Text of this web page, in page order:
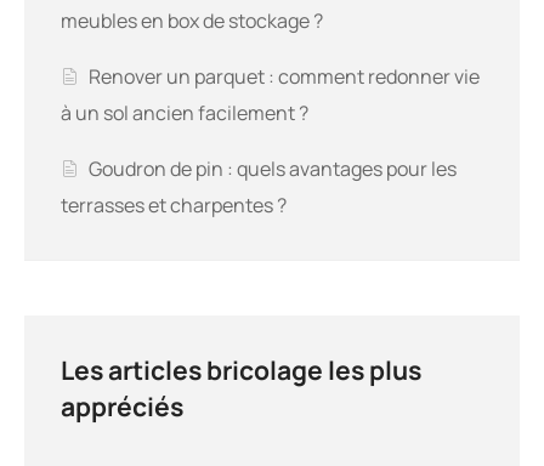
meubles en box de stockage ?
Renover un parquet : comment redonner vie
à un sol ancien facilement ?
Goudron de pin : quels avantages pour les
terrasses et charpentes ?
Les articles bricolage les plus
appréciés